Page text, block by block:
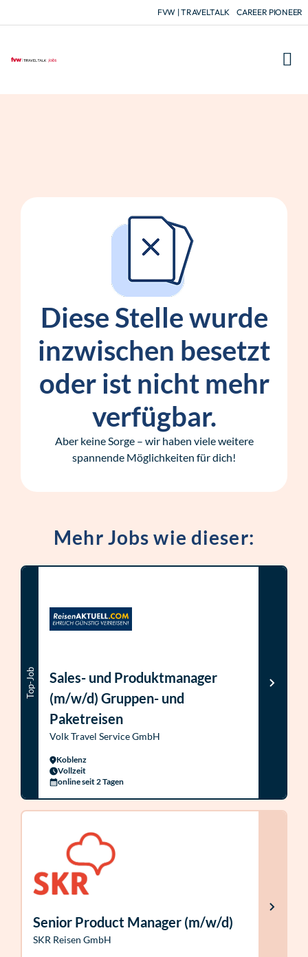
FVW | TRAVELTALK CAREER PIONEER
Diese Stelle wurde
inzwischen besetzt
oder ist nicht mehr
verfügbar.
Aber keine Sorge – wir haben viele weitere
spannende Möglichkeiten für dich!
Mehr Jobs wie dieser:
Top-Job
Sales- und Produktmanager
(m/w/d) Gruppen- und
Paketreisen
Volk Travel Service GmbH
Koblenz
Vollzeit
online seit 2 Tagen
Senior Product Manager (m/w/d)
SKR Reisen GmbH